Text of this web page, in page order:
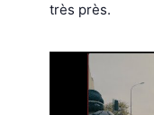
très près.